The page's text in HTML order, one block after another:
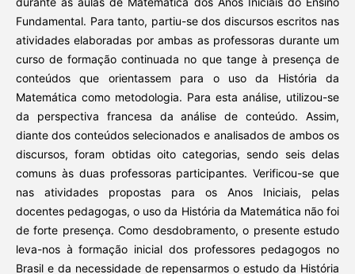
Fundamental. Para tanto, partiu-se dos discursos escritos nas
atividades elaboradas por ambas as professoras durante um
curso de formação continuada no que tange à presença de
conteúdos que orientassem para o uso da História da
Matemática como metodologia. Para esta análise, utilizou-se
da perspectiva francesa da análise de conteúdo. Assim,
diante dos conteúdos selecionados e analisados de ambos os
discursos, foram obtidas oito categorias, sendo seis delas
comuns às duas professoras participantes. Verificou-se que
nas atividades propostas para os Anos Iniciais, pelas
docentes pedagogas, o uso da História da Matemática não foi
de forte presença. Como desdobramento, o presente estudo
leva-nos à formação inicial dos professores pedagogos no
Brasil e da necessidade de repensarmos o estudo da História